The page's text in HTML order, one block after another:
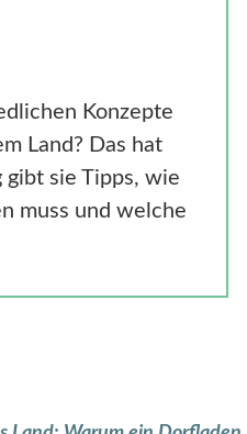
Konzepte
Land? Das hat
sie Tipps, wie
muss und welche